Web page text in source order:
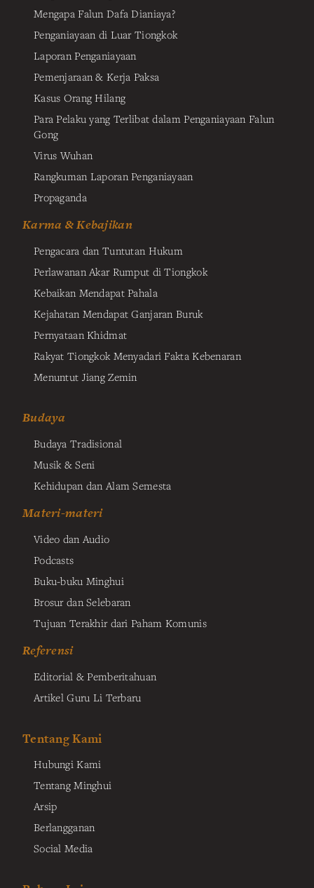
Mengapa Falun Dafa Dianiaya?
Penganiayaan di Luar Tiongkok
Laporan Penganiayaan
Pemenjaraan & Kerja Paksa
Kasus Orang Hilang
Para Pelaku yang Terlibat dalam Penganiayaan Falun
Gong
Virus Wuhan
Rangkuman Laporan Penganiayaan
Propaganda
Karma & Kebajikan
Pengacara dan Tuntutan Hukum
Perlawanan Akar Rumput di Tiongkok
Kebaikan Mendapat Pahala
Kejahatan Mendapat Ganjaran Buruk
Pernyataan Khidmat
Rakyat Tiongkok Menyadari Fakta Kebenaran
Menuntut Jiang Zemin
Budaya
Budaya Tradisional
Musik & Seni
Kehidupan dan Alam Semesta
Materi-materi
Video dan Audio
Podcasts
Buku-buku Minghui
Brosur dan Selebaran
Tujuan Terakhir dari Paham Komunis
Referensi
Editorial & Pemberitahuan
Artikel Guru Li Terbaru
Tentang Kami
Hubungi Kami
Tentang Minghui
Arsip
Berlangganan
Social Media